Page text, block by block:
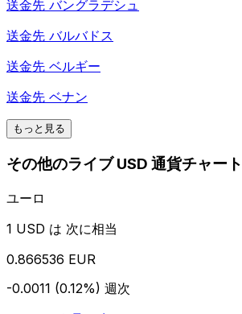
送金先 バングラデシュ
送金先 バルバドス
送金先 ベルギー
送金先 ベナン
もっと見る
その他のライブ USD 通貨チャート
ユーロ
1 USD は 次に相当
0.866536 EUR
-0.0011 (0.12%) 週次